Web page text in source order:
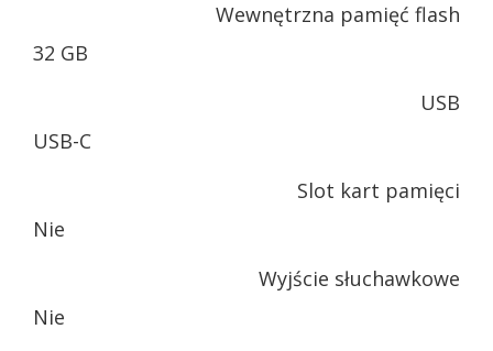
Wewnętrzna pamięć flash
32 GB
USB
USB-C
Slot kart pamięci
Nie
Wyjście słuchawkowe
Nie